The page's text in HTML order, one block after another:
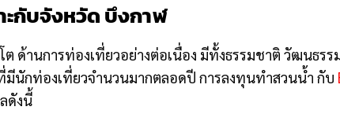
ะกับจังหวัด บึงกาฬ
ด้านการท่องเที่ยวอย่างต่อเนื่อง มีทั้งธรรมชาติ วัฒนธรร
มีนักท่องเที่ยวจำนวนมากตลอดปี การลงทุนทำสวนน้ำ กับ
ดังนี้